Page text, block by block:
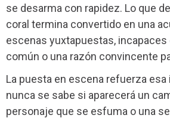
se desarma con rapidez. Lo que
coral termina convertido en una
escenas yuxtapuestas, incapaces
común o una razón convincente
La puesta en escena refuerza esa
nunca se sabe si aparecerá un
personaje que se esfuma o una